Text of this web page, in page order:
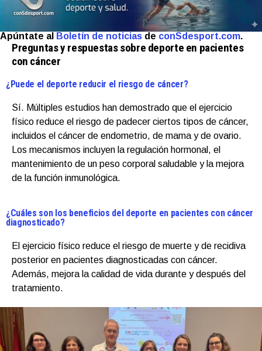
Apúntate al Boletín de noticias de conSdesport.com.
Preguntas y respuestas sobre deporte en pacientes
con cáncer
¿Puede el deporte reducir el riesgo de cáncer?
Sí. Múltiples estudios han demostrado que el ejercicio
físico reduce el riesgo de padecer ciertos tipos de cáncer,
incluidos el cáncer de endometrio, de mama y de ovario.
Los mecanismos incluyen la regulación hormonal, el
mantenimiento de un peso corporal saludable y la mejora
de la función inmunológica.
¿Cuáles son los beneficios del deporte en pacientes con cáncer
diagnosticado?
El ejercicio físico reduce el riesgo de muerte y de recidiva
posterior en pacientes diagnosticadas con cáncer.
Además, mejora la calidad de vida durante y después del
tratamiento.